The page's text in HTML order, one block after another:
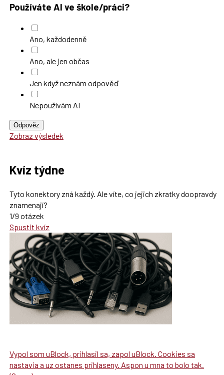
Používáte AI ve škole/práci?
Ano, každodenně
Ano, ale jen občas
Jen když neznám odpověď
Nepoužívám AI
Odpověz
Zobraz výsledek
Kvíz týdne
Tyto konektory zná každý. Ale víte, co jejich zkratky doopravdy
znamenají?
1/9 otázek
Spustit kvíz
Vypol som uBlock, prihlasil sa, zapol uBlock. Cookies sa
nastavia a uz ostanes prihlaseny. Aspon u mna to bolo tak.